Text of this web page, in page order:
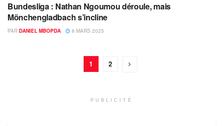
Bundesliga : Nathan Ngoumou déroule, mais
Mönchengladbach s’incline
PAR DANIEL MBOPDA 8 MARS 2025
1 2
PUBLICITÉ